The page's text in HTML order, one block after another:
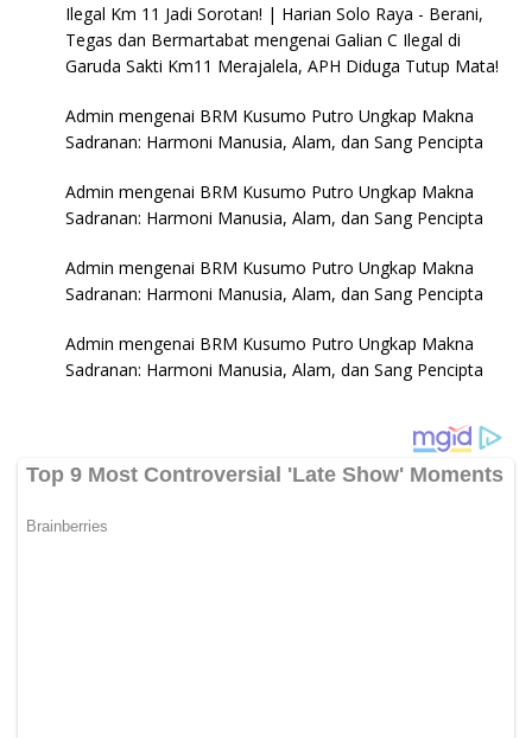
Ilegal Km 11 Jadi Sorotan! | Harian Solo Raya - Berani,
Tegas dan Bermartabat mengenai Galian C Ilegal di
Garuda Sakti Km11 Merajalela, APH Diduga Tutup Mata!
Admin mengenai BRM Kusumo Putro Ungkap Makna
Sadranan: Harmoni Manusia, Alam, dan Sang Pencipta
Admin mengenai BRM Kusumo Putro Ungkap Makna
Sadranan: Harmoni Manusia, Alam, dan Sang Pencipta
Admin mengenai BRM Kusumo Putro Ungkap Makna
Sadranan: Harmoni Manusia, Alam, dan Sang Pencipta
Admin mengenai BRM Kusumo Putro Ungkap Makna
Sadranan: Harmoni Manusia, Alam, dan Sang Pencipta